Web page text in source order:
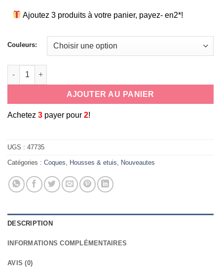
Ajoutez 3 produits à votre panier, payez- en2*!
Couleurs:
quantité de Etui-coque portefeuille universel à rabat en cuir
AJOUTER AU PANIER
Achetez 3 payer pour 2!
UGS : 47735
Catégories : Coques Housses & etuis Nouveautes
DESCRIPTION
INFORMATIONS COMPLÉMENTAIRES
AVIS (0)